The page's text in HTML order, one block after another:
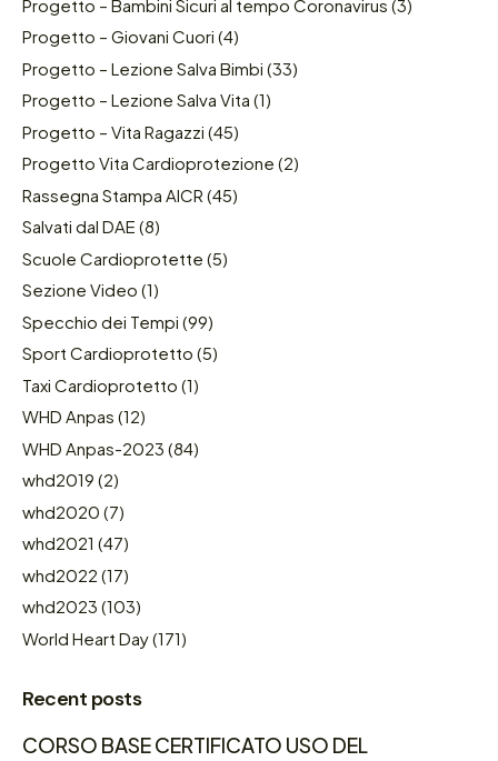
Progetto – Bambini Sicuri al tempo Coronavirus (3)
Progetto – Giovani Cuori (4)
Progetto – Lezione Salva Bimbi (33)
Progetto – Lezione Salva Vita (1)
Progetto – Vita Ragazzi (45)
Progetto Vita Cardioprotezione (2)
Rassegna Stampa AICR (45)
Salvati dal DAE (8)
Scuole Cardioprotette (5)
Sezione Video (1)
Specchio dei Tempi (99)
Sport Cardioprotetto (5)
Taxi Cardioprotetto (1)
WHD Anpas (12)
WHD Anpas-2023 (84)
whd2019 (2)
whd2020 (7)
whd2021 (47)
whd2022 (17)
whd2023 (103)
World Heart Day(171)
Recent posts
CORSO BASE CERTIFICATO USO DEL